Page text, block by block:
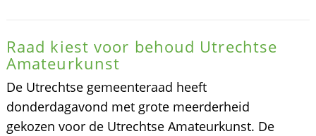
Raad kiest voor behoud Utrechtse
Amateurkunst
De Utrechtse gemeenteraad heeft
donderdagavond met grote meerderheid
gekozen voor de Utrechtse Amateurkunst. De